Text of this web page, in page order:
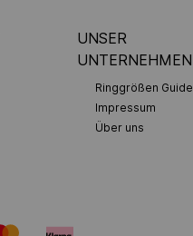
UNSER
UNTERNEHMEN
Ringgrößen Guide
Impressum
Über uns